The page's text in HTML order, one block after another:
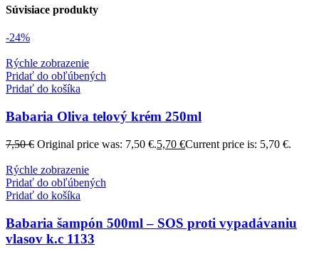
Súvisiace produkty
-24%
Rýchle zobrazenie
Pridať do obľúbených
Pridať do košíka
Babaria Oliva telový krém 250ml
7,50€ Original price was: 7,50 €.5,70 €Current price is: 5,70 €.
Rýchle zobrazenie
Pridať do obľúbených
Pridať do košíka
Babaria šampón 500ml – SOS proti vypadávaniu
vlasov k.c 1133